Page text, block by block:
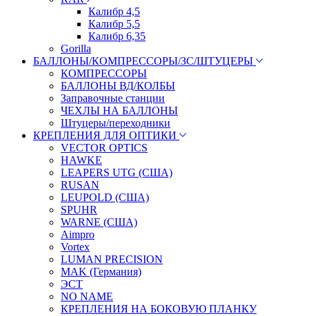
Калибр 4,5
Калибр 5,5
Калибр 6,35
Gorilla
БАЛЛОНЫ/КОМПРЕССОРЫ/ЗС/ШТУЦЕРЫ
КОМПРЕССОРЫ
БАЛЛОНЫ ВД/КОЛБЫ
Заправочные станции
ЧЕХЛЫ НА БАЛЛОНЫ
Штуцеры/переходники
КРЕПЛЕНИЯ ДЛЯ ОПТИКИ
VECTOR OPTICS
HAWKE
LEAPERS UTG (США)
RUSAN
LEUPOLD (США)
SPUHR
WARNE (США)
Aimpro
Vortex
LUMAN PRECISION
MAK (Германия)
ЭСТ
NO NAME
КРЕПЛЕНИЯ НА БОКОВУЮ ПЛАНКУ